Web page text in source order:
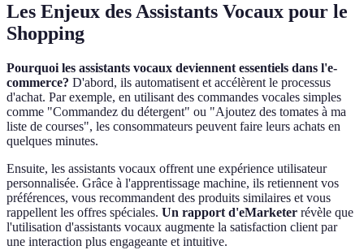
Les Enjeux des Assistants Vocaux pour le
Shopping
Pourquoi les assistants vocaux deviennent essentiels dans l'e-
commerce? D'abord, ils automatisent et accélèrent le processus
d'achat. Par exemple, en utilisant des commandes vocales simples
comme "Commandez du détergent" ou "Ajoutez des tomates à ma
liste de courses", les consommateurs peuvent faire leurs achats en
quelques minutes.
Ensuite, les assistants vocaux offrent une expérience utilisateur
personnalisée. Grâce à l'apprentissage machine, ils retiennent vos
préférences, vous recommandent des produits similaires et vous
rappellent les offres spéciales. Un rapport d'eMarketer révèle que
l'utilisation d'assistants vocaux augmente la satisfaction client par
une interaction plus engageante et intuitive.